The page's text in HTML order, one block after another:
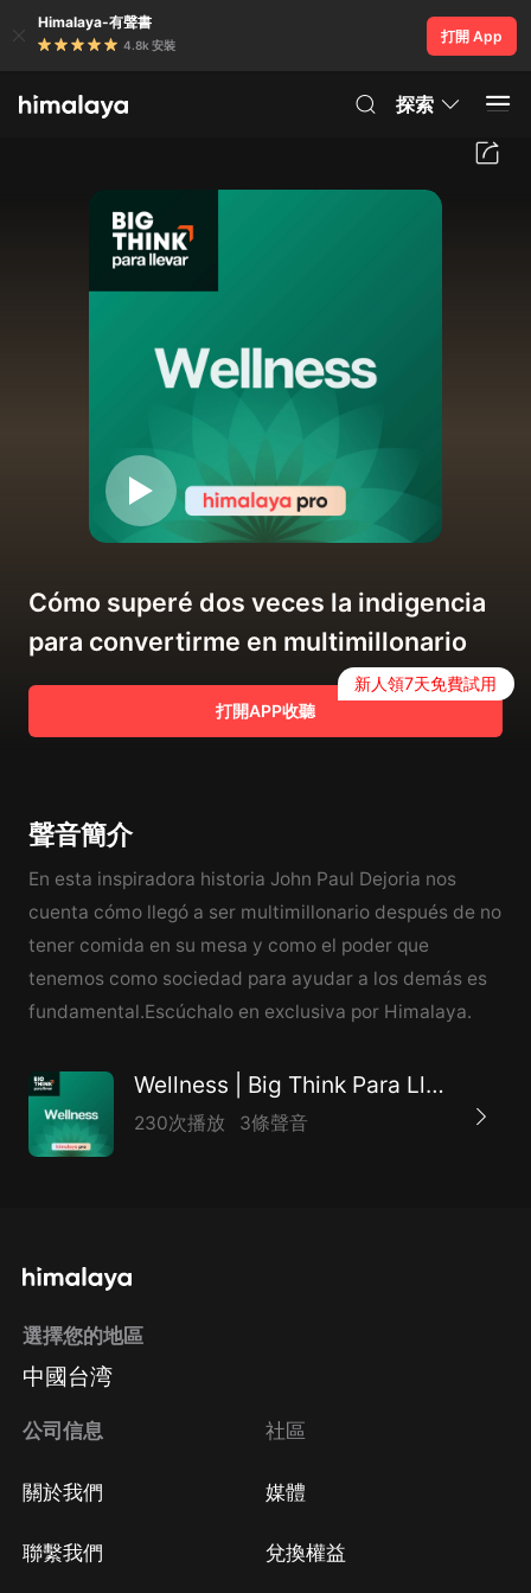
Himalaya-有聲書
4.8k 安裝
打開 App
探索
Cómo superé dos veces la indigencia
para convertirme en multimillonario
打開APP收聽
新人領7天免費試用
聲音簡介
En esta inspiradora historia John Paul Dejoria nos
cuenta cómo llegó a ser multimillonario después de no
tener comida en su mesa y como el poder que
tenemos como sociedad para ayudar a los demás es
fundamental.Escúchalo en exclusiva por Himalaya.
Wellness | Big Think Para Llevar
230次播放 3條聲音
選擇您的地區
中國台湾
公司信息
關於我們
聯繫我們
社區
媒體
兌換權益